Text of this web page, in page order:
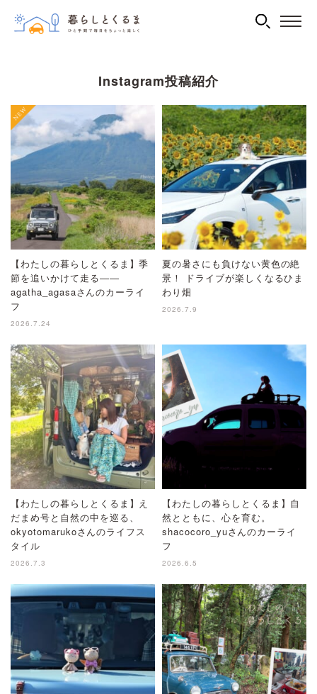
Instagram投稿紹介
【わたしの暮らしとくるま】季
節を追いかけて走る——
agatha_agasaさんのカーライ
フ
2026.7.24
夏の暑さにも負けない黄色の絶
景！ ドライブが楽しくなるひま
わり畑
2026.7.9
【わたしの暮らしとくるま】え
だまめ号と自然の中を巡る、
okyotomarukoさんのライフス
タイル
2026.7.3
【わたしの暮らしとくるま】自
然とともに、心を育む。
shacocoro_yuさんのカーライ
フ
2026.6.5